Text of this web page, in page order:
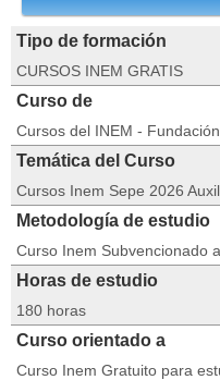
Tipo de formación
CURSOS INEM GRATIS
Curso de
Cursos del INEM -
Temática del Curso
Cursos Inem Sepe 2026
Metodología de estudio
Curso Inem Subvencionado
Horas de estudio
180 horas
Curso orientado a
Curso Inem Gratuito para